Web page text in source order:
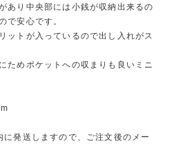
あり中央部には小銭が収納出来るの
で安心です。
ットが入っているので出し入れがス
ためポケットへの収まりも良いミニ
発送しますので、ご注文後のメー